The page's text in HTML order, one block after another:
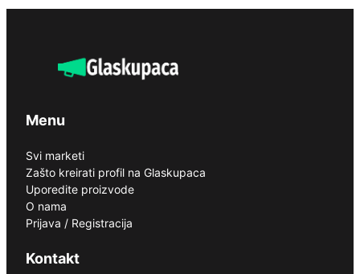
Menu
Svi marketi
Zašto kreirati profil na Glaskupaca
Uporedite proizvode
O nama
Prijava / Registracija
Kontakt